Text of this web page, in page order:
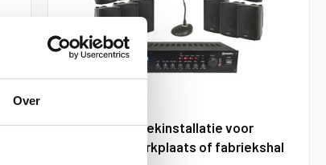
Over
Adastra muziekinstallatie voor
magazijn, werkplaats of fabriekshal